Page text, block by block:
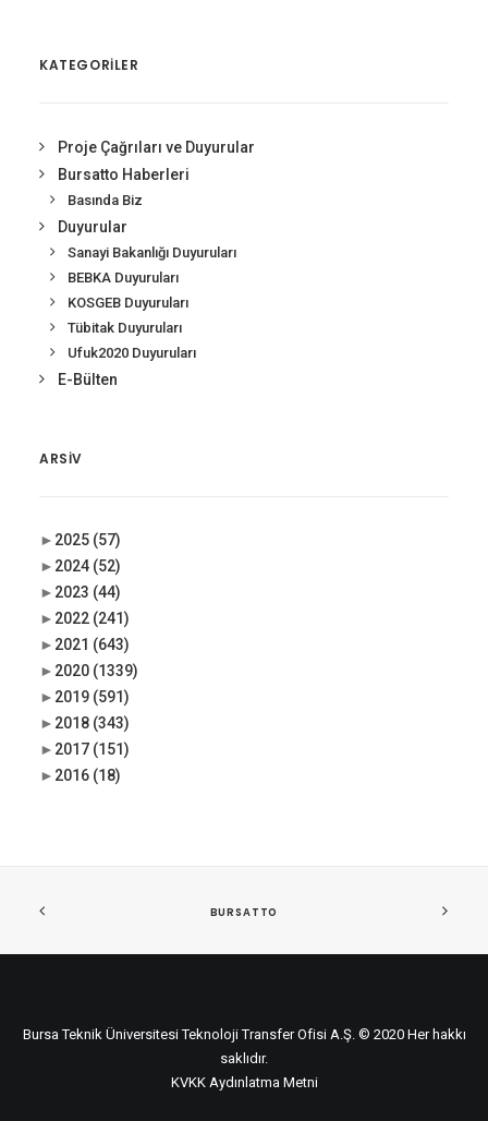
KATEGORİLER
Proje Çağrıları ve Duyurular
Bursatto Haberleri
Basında Biz
Duyurular
Sanayi Bakanlığı Duyuruları
BEBKA Duyuruları
KOSGEB Duyuruları
Tübitak Duyuruları
Ufuk2020 Duyuruları
E-Bülten
ARSIV
► 2025 (57)
► 2024 (52)
► 2023 (44)
► 2022 (241)
► 2021 (643)
► 2020 (1339)
► 2019 (591)
► 2018 (343)
► 2017 (151)
► 2016 (18)
BURSATTO
Bursa Teknik Üniversitesi Teknoloji Transfer Ofisi A.Ş. © 2020 Her hakkı
saklıdır.
KVKK Aydınlatma Metni